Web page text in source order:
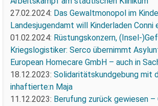
27.02.2024: Das Gewaltmonopol im
Landesjugendamt will Kinderladen Conni
01.02.2024: Rüstungskonzern, (Insel-
Kriegslogistiker: Serco übernimmt
European Homecare GmbH – auch in
18.12.2023: Solidaritätskundgebung mit
inhaftierte:n Maja
11.12.2023: Berufung zurück gewiesen –